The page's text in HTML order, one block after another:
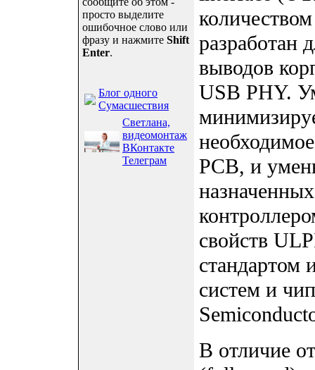
просто выделите
ошибочное слово или
фразу и нажмите Shift
Enter.
Блог одного
Сумасшествия
Светлана,
видеомонтаж
ВКонтакте
Телеграм
разработан
выводов
USB PHY.
PCB, и
свойств
стандартом
систем и
В отличие